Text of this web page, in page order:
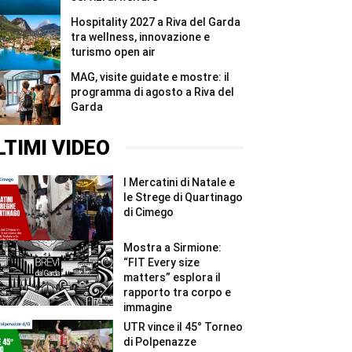
Hospitality 2027 a Riva del Garda
tra wellness, innovazione e
turismo open air
MAG, visite guidate e mostre: il
programma di agosto a Riva del
Garda
VIDEO
I Mercatini di Natale e
le Strege di Quartinago
di Cimego
Mostra a Sirmione:
“FIT Every size
matters” esplora il
rapporto tra corpo e
immagine
UTR vince il 45° Torneo
di Polpenazze